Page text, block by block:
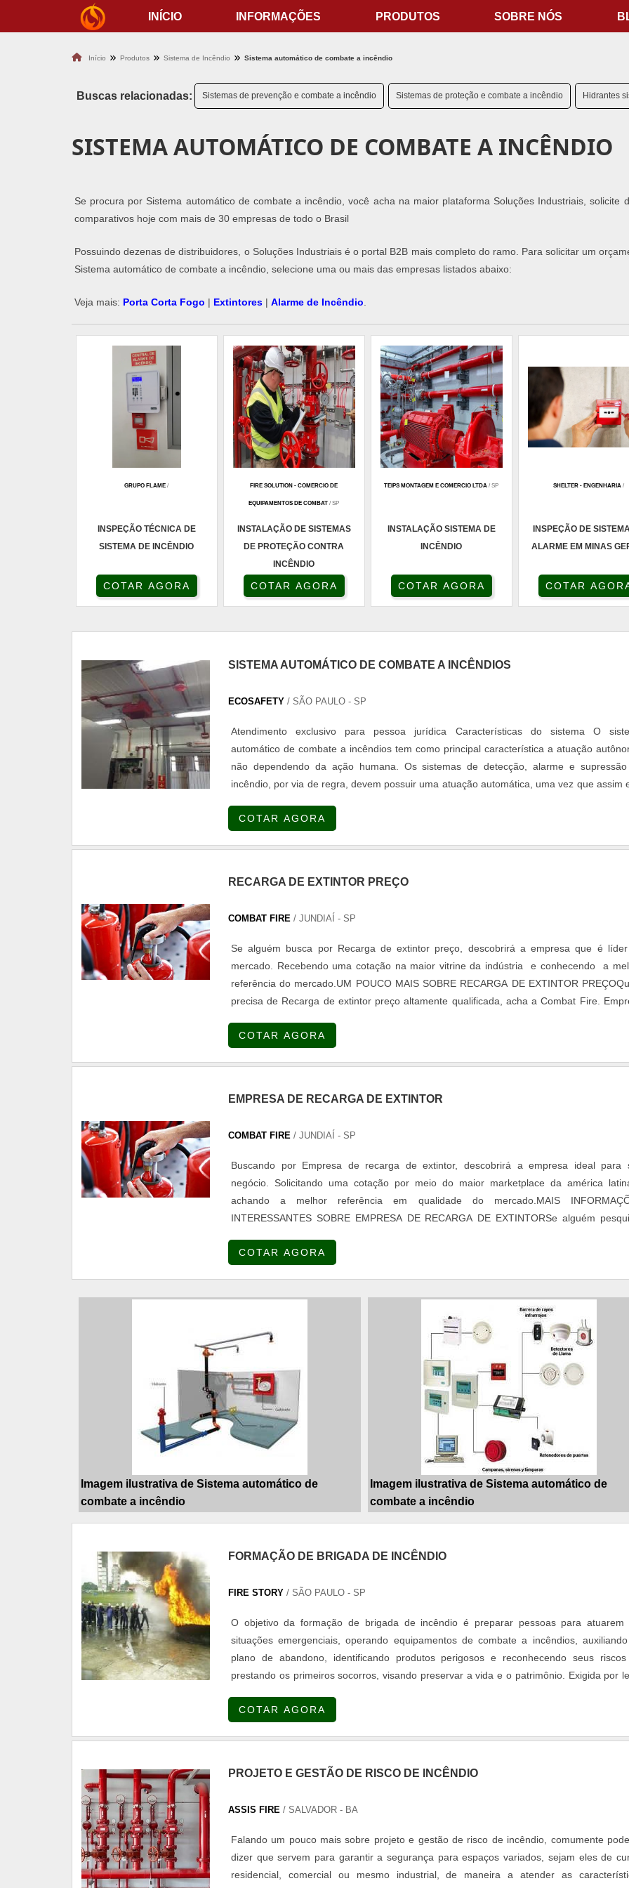
INÍCIO INFORMAÇÕES PRODUTOS SOBRE NÓS
Início Produtos Sistema de Incêndio Sistema automático de combate a incêndio
Buscas relacionadas: Sistemas de prevenção e combate a incêndio Sistemas de proteção e combate a incêndio Hidrantes
SISTEMA AUTOMÁTICO DE COMBATE A INCÊNDIO
Se procura por Sistema automático de combate a incêndio, você acha na maior plataforma Soluções Industriais, solicite
comparativos hoje com mais de 30 empresas de todo o Brasil
Possuindo dezenas de distribuidores, o Soluções Industriais é o portal B2B mais completo do ramo. Para solicitar um
Sistema automático de combate a incêndio, selecione uma ou mais das empresas listados abaixo:
Veja mais: Porta Corta Fogo | Extintores | Alarme de Incêndio​.
GRUPO FLAME /
INSPEÇÃO TÉCNICA DE
SISTEMA DE INCÊNDIO
COTAR AGORA
FIRE SOLUTION - COMERCIO DE
EQUIPAMENTOS DE COMBAT / SP
INSTALAÇÃO DE SISTEMAS
DE PROTEÇÃO CONTRA
INCÊNDIO
COTAR AGORA
TEIPS MONTAGEM E COMERCIO LTDA / SP
INSTALAÇÃO SISTEMA DE
INCÊNDIO
COTAR AGORA
SHELTER - ENGENHARIA /
INSPEÇÃO DE
ALARME EM MINAS
COTAR
SISTEMA AUTOMÁTICO DE COMBATE A INCÊNDIOS
ECOSAFETY / SÃO PAULO - SP
Atendimento exclusivo para pessoa jurídica Características do sistema O
automático de combate a incêndios tem como principal característica a atuação
não dependendo da ação humana. Os sistemas de detecção, alarme e
incêndio, por via de regra, devem possuir uma atuação automática, uma vez que assim
um sistema aut...
COTAR AGORA
RECARGA DE EXTINTOR PREÇO
COMBAT FIRE / JUNDIAÍ - SP
Se alguém busca por Recarga de extintor preço, descobrirá a empresa que é
mercado. Recebendo uma cotação na maior vitrine da indústria e conhecendo a
referência do mercado.UM POUCO MAIS SOBRE RECARGA DE EXTINTOR
precisa de Recarga de extintor preço altamente qualificada, acha a Combat Fire.
há de melhor na atualidad...
COTAR AGORA
EMPRESA DE RECARGA DE EXTINTOR
COMBAT FIRE / JUNDIAÍ - SP
Buscando por Empresa de recarga de extintor, descobrirá a empresa ideal para
negócio. Solicitando uma cotação por meio do maior marketplace da américa
achando a melhor referência em qualidade do mercado.MAIS
INTERESSANTES SOBRE EMPRESA DE RECARGA DE EXTINTORSe alguém
atua com aditivos para tintas e perfil profissiográfi...
COTAR AGORA
Imagem ilustrativa de Sistema automático de
combate a incêndio
Imagem ilustrativa de Sistema automático de
combate a incêndio
FORMAÇÃO DE BRIGADA DE INCÊNDIO
FIRE STORY/ SÃO PAULO - SP
O objetivo da formação de brigada de incêndio é preparar pessoas para atuarem
situações emergenciais, operando equipamentos de combate a incêndios,
plano de abandono, identificando produtos perigosos e reconhecendo seus
prestando os primeiros socorros, visando preservar a vida e o patrimônio. Exigida por
de Bombeiros (AVCB).....
COTAR AGORA
PROJETO E GESTÃO DE RISCO DE INCÊNDIO
ASSIS FIRE / SALVADOR - BA
Falando um pouco mais sobre projeto e gestão de risco de incêndio, comumente
dizer que servem para garantir a segurança para espaços variados, sejam eles de
residencial, comercial ou mesmo industrial, de maneira a atender as